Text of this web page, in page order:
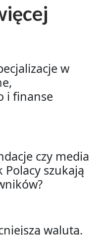
w
i finanse
czy media
Polacy szukają
walutą.